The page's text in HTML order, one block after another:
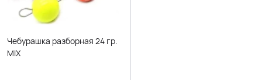
Чебурашка разборная 24 гр.
MIX